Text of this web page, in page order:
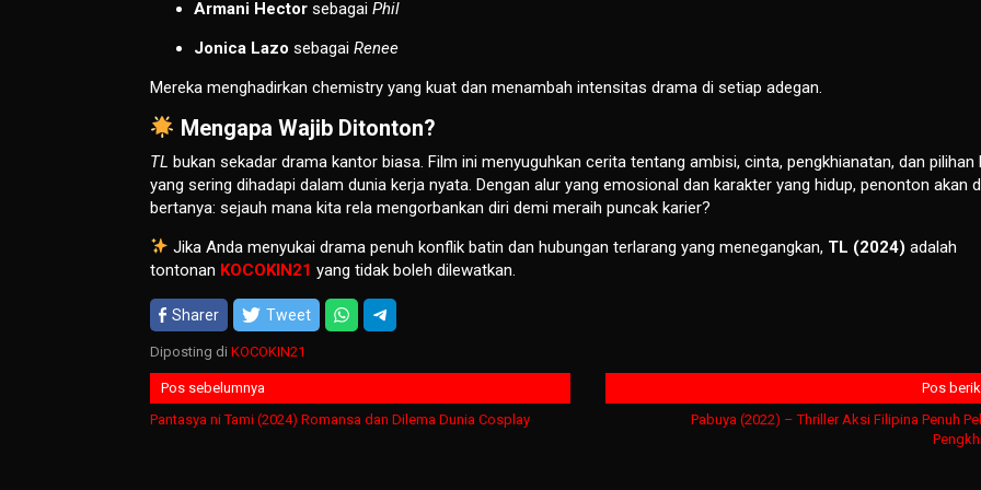
Armani Hector sebagai Phil
Jonica Lazo sebagai Renee
Mereka menghadirkan chemistry yang kuat dan menambah intensitas drama di setiap adegan.
Mengapa Wajib Ditonton?
TL bukan sekadar drama kantor biasa. Film ini menyuguhkan cerita tentang ambisi, cinta, pengkhianatan, dan pilihan
yang sering dihadapi dalam dunia kerja nyata. Dengan alur yang emosional dan karakter yang hidup, penonton akan
bertanya: sejauh mana kita rela mengorbankan diri demi meraih puncak karier?
Jika Anda menyukai drama penuh konflik batin dan hubungan terlarang yang menegangkan, TL (2024) adalah
tontonan KOCOKIN21 yang tidak boleh dilewatkan.
Sharer Tweet
Diposting di KOCOKIN21
Navigasi
pos
Pos sebelumnya
Pantasya ni Tami (2024) Romansa dan Dilema Dunia Cosplay
Pos
Pabuya (2022) – Thriller Aksi Filipina Penuh